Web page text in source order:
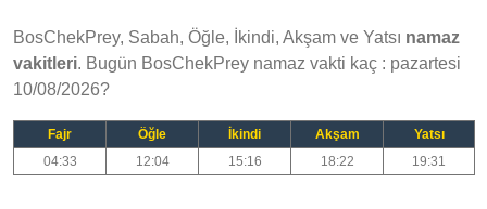
BosChekPrey, Sabah, Öğle, İkindi, Akşam ve Yatsı namaz
vakitleri. Bugün BosChekPrey namaz vakti kaç : pazartesi
10/08/2026?
Fajr Öğle İkindi Akşam
Yatsı
04:33
12:04 15:16 18:22 19:31